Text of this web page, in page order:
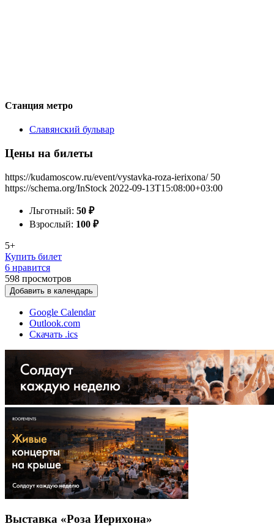
Станция метро
Славянский бульвар
Цены на билеты
https://kudamoscow.ru/event/vystavka-roza-ierixona/ 50
https://schema.org/InStock 2022-09-13T15:08:00+03:00
Льготный: 50 ₽
Взрослый: 100 ₽
5+
Купить билет
6 нравится
598 просмотров
Добавить в календарь
Google Calendar
Outlook.com
Скачать .ics
Выставка «Роза Иерихона»